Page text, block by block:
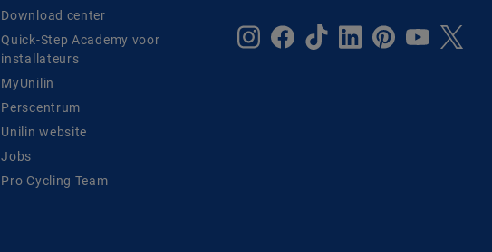
Download center
Quick-Step Academy voor
installateurs
MyUnilin
Perscentrum
Unilin website
Jobs
Pro Cycling Team